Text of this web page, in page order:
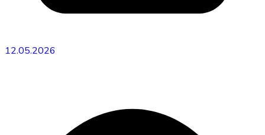
12.05.2026